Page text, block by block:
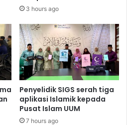
3 hours ago
Penyelidik SIGS serah tiga
aplikasi Islamik kepada
Pusat Islam UUM
7 hours ago